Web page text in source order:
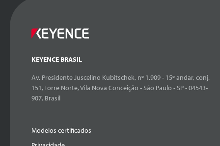
KEYENCE BRASIL
Av. Presidente Juscelino Kubitschek, nº 1.909 - 15º andar, conj.
151, Torre Norte, Vila Nova Conceição - São Paulo - SP - 04543-
907, Brasil
Modelos certificados